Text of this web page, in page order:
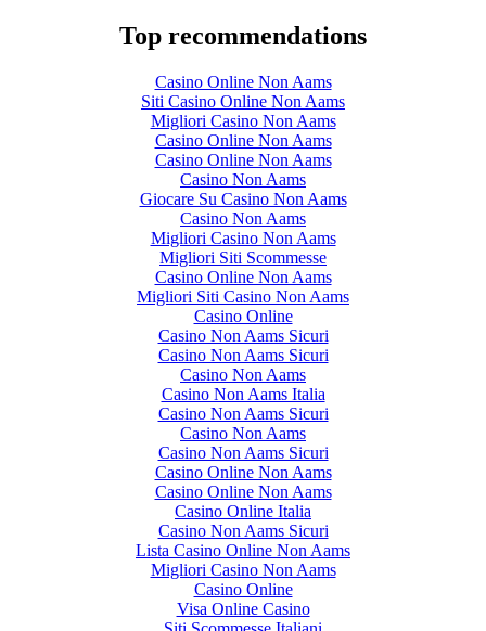
Top recommendations
Casino Online Non Aams
Siti Casino Online Non Aams
Migliori Casino Non Aams
Casino Online Non Aams
Casino Online Non Aams
Casino Non Aams
Giocare Su Casino Non Aams
Casino Non Aams
Migliori Casino Non Aams
Migliori Siti Scommesse
Casino Online Non Aams
Migliori Siti Casino Non Aams
Casino Online
Casino Non Aams Sicuri
Casino Non Aams Sicuri
Casino Non Aams
Casino Non Aams Italia
Casino Non Aams Sicuri
Casino Non Aams
Casino Non Aams Sicuri
Casino Online Non Aams
Casino Online Non Aams
Casino Online Italia
Casino Non Aams Sicuri
Lista Casino Online Non Aams
Migliori Casino Non Aams
Casino Online
Visa Online Casino